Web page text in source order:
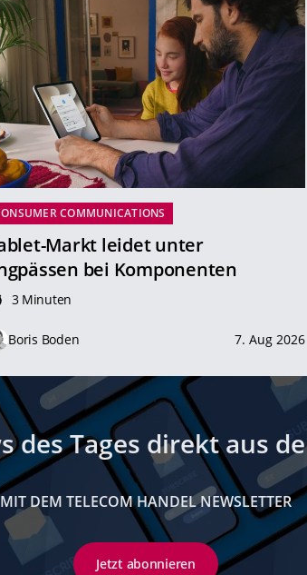
COMMUNICATIONS
Markt leidet unter
bei Komponenten
3 Minuten
Boris Boden 7. Aug 2026
des Tages direkt aus
MIT DEM TELECOM HANDEL NEWSLETTER
Jetzt abonnieren